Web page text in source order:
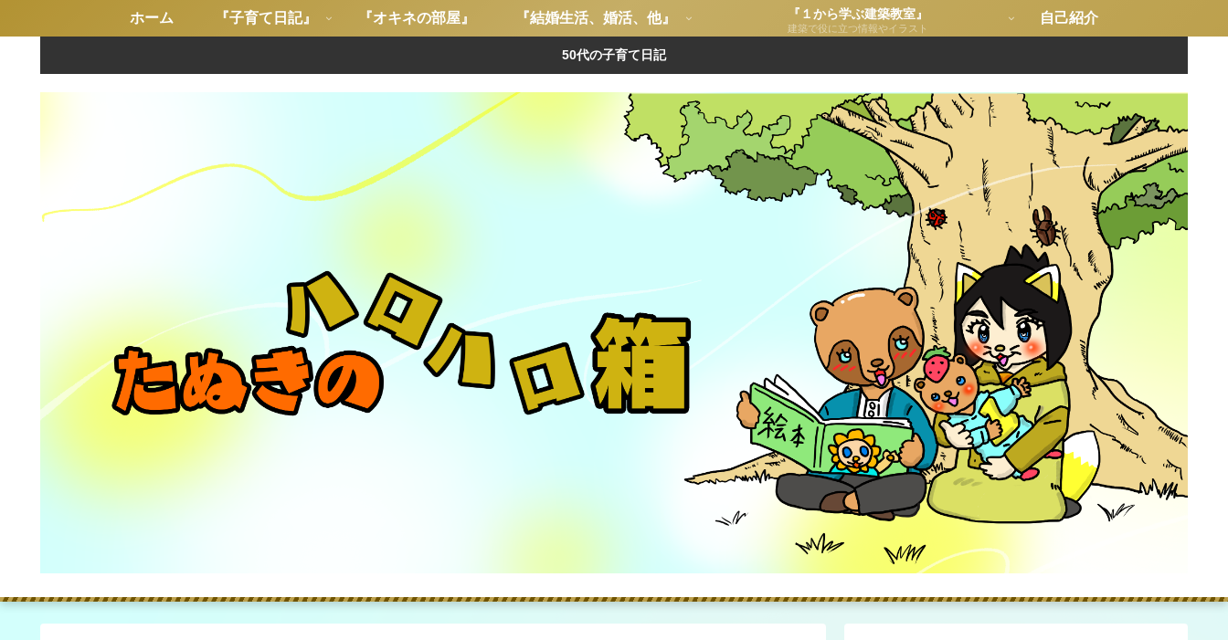
50代の子育て日記
ホーム 『子育て日記』 『オキネの部屋』 『結婚生活、婚活、他』 『１から学ぶ建築教室』
建築で役に立つ情報やイラスト
自己紹介